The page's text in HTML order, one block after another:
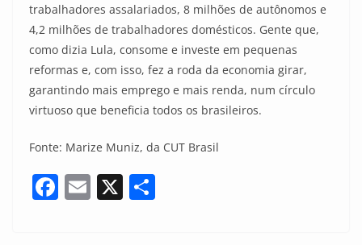
trabalhadores assalariados, 8 milhões de autônomos e
4,2 milhões de trabalhadores domésticos. Gente que,
como dizia Lula, consome e investe em pequenas
reformas e, com isso, fez a roda da economia girar,
garantindo mais emprego e mais renda, num círculo
virtuoso que beneficia todos os brasileiros.
Fonte: Marize Muniz, da CUT Brasil
F E X